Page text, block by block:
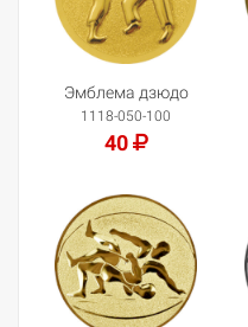
Эмблема дзюдо
1118-050-100
40
Добавить в корзину